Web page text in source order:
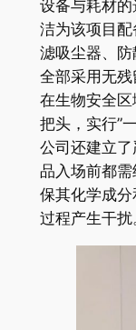
设备与耗材
洁为该项目
滤吸尘器、
全部采用无残
在生物安全
把头，实行”
公司还建立
品入场前都
保其化学成
过程产生干扰